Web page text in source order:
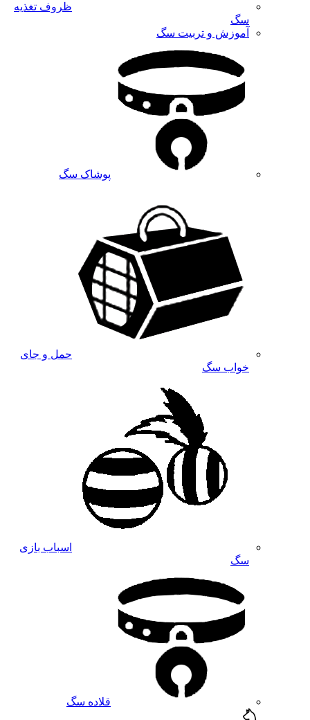
ظروف تغذیه
سگ
آموزش و تربیت سگ
پوشاک سگ
حمل و جای
خواب سگ
اسباب بازی
سگ
قلاده سگ